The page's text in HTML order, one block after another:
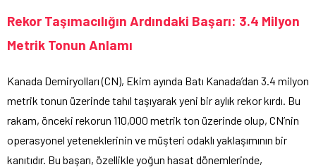
Rekor Taşımacılığın Ardındaki Başarı: 3.4 Milyon
Metrik Tonun Anlamı
Kanada Demiryolları (CN), Ekim ayında Batı Kanada’dan 3.4 milyon
metrik tonun üzerinde tahıl taşıyarak yeni bir aylık rekor kırdı. Bu
rakam, önceki rekorun 110,000 metrik ton üzerinde olup, CN’nin
operasyonel yeteneklerinin ve müşteri odaklı yaklaşımının bir
kanıtıdır. Bu başarı, özellikle yoğun hasat dönemlerinde,